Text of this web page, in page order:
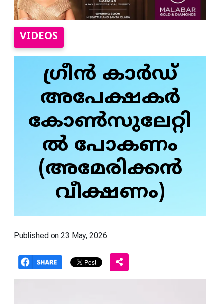
VIDEOS
ഗ്രീൻ കാർഡ്
അപേക്ഷകർ
കോൺസുലേറ്റി
ൽ പോകണം
(അമേരിക്കൻ
വീക്ഷണം)
Published on 23 May, 2026